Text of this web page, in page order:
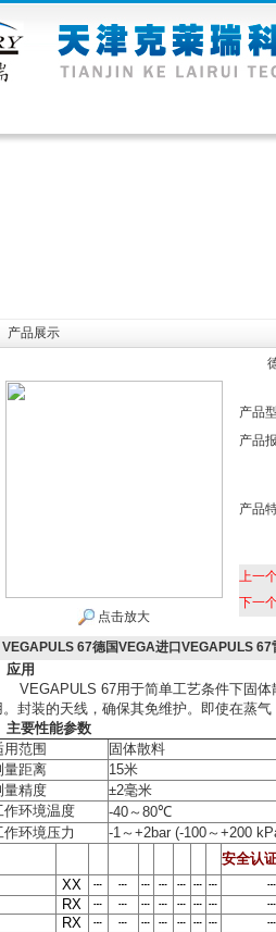
产品展示
点击放大
产品
产品
产品
上一
下一
VEGAPULS 67德国VEGA进口VEGAPULS 67
应用
67用于简单工艺条件下固
。封装的天线，确保其免维护。即使在蒸
主要性能参数
用范围
固体散料
量距离
15米
量精度
±2毫米
作环境温度
-40～ 80℃
作环境压力
-1～ +2bar (-100～ +200
安全认
XX
┄ ┄ ┄ ┄ ┄ ┄ ┄ ┄
RX
┄ ┄ ┄ ┄ ┄ ┄ ┄ ┄
RX
┄ ┄ ┄ ┄ ┄ ┄ ┄ ┄